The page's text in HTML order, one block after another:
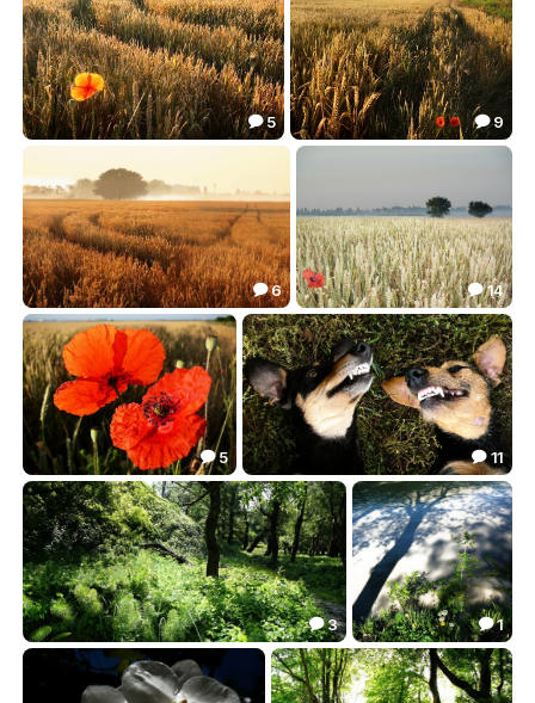
Приветливое утро мистера Мака
 5
Летнее цветонасыщение
 9
Хлебная, рассветная...
20.44
 6
ОДИНОКОСТЬ в белизне пшеницы
17.54
 14
Бумажные, летние, помятые...
 6.73
 5
ЧЕШИРСКИЕ собаки)))
10.09
 11
Контрасты утреннего солнца
 3
Цветные обьятия воды, земли и солнца
2.61
 1